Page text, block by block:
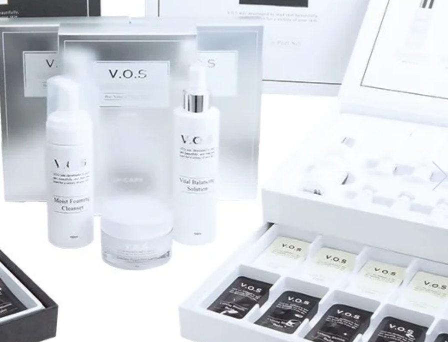
ス感染予防のためのお客様へのお願いで
時のご来店は、お控えください！！！